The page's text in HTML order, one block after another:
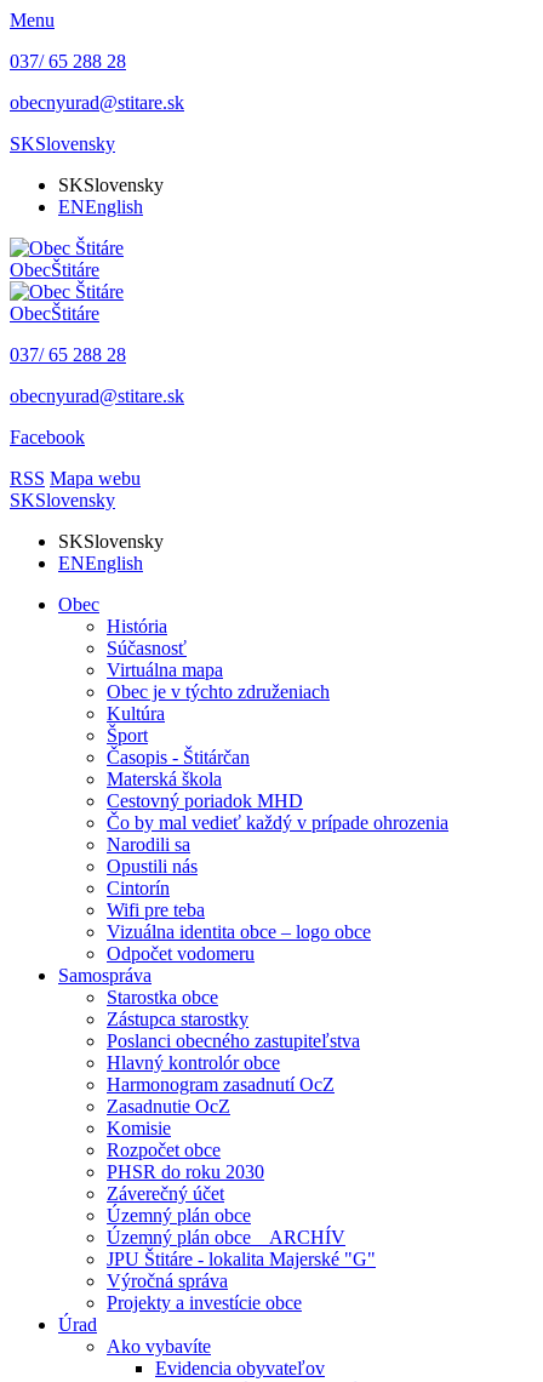
Menu
037/ 65 288 28
obecnyurad@stitare.sk
SKSlovensky
SKSlovensky
ENEnglish
ObecŠtitáre
ObecŠtitáre
037/ 65 288 28
obecnyurad@stitare.sk
Facebook
RSS Mapa webu
SKSlovensky
SKSlovensky
ENEnglish
Obec
História
Súčasnosť
Virtuálna mapa
Obec je v týchto združeniach
Kultúra
Šport
Časopis - Štitárčan
Materská škola
Cestovný poriadok MHD
Čo by mal vedieť každý v prípade ohrozenia
Narodili sa
Opustili nás
Cintorín
Wifi pre teba
Vizuálna identita obce – logo obce
Odpočet vodomeru
Samospráva
Starostka obce
Zástupca starostky
Poslanci obecného zastupiteľstva
Hlavný kontrolór obce
Harmonogram zasadnutí OcZ
Zasadnutie OcZ
Komisie
Rozpočet obce
PHSR do roku 2030
Záverečný účet
Územný plán obce
Územný plán obce _ ARCHÍV
JPU Štitáre - lokalita Majerské "G"
Výročná správa
Projekty a investície obce
Úrad
Ako vybavíte
Evidencia obyvateľov